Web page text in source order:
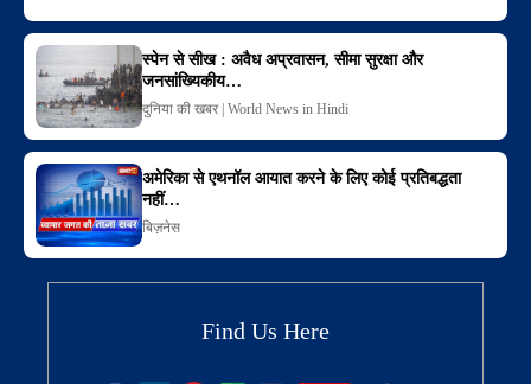
स्पेन से सीख : अवैध अप्रवासन, सीमा सुरक्षा और
जनसांख्यिकीय…
दुनिया की खबर | World News in Hindi
अमेरिका से एथनॉल आयात करने के लिए कोई प्रतिबद्धता
नहीं…
बिज़नेस
Find Us Here